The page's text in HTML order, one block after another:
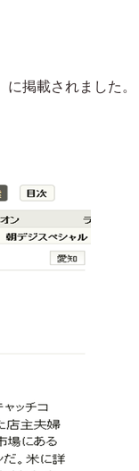
に掲載されました。